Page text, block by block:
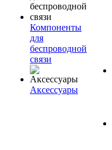
Компоненты
для
беспроводной
связи
Аксессуары